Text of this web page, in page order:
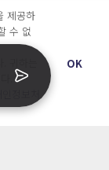
다.
제공하
수 없
하는
.
OK